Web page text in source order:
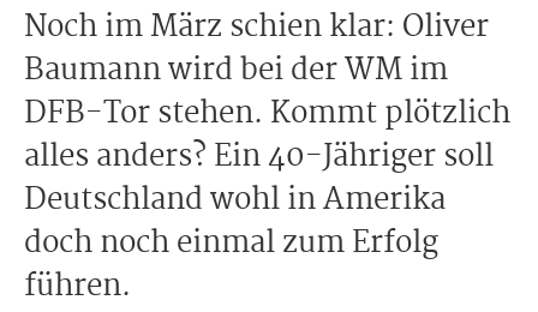
Noch im März schien klar: Oliver
Baumann wird bei der WM im
DFB-Tor stehen. Kommt plötzlich
alles anders? Ein 40-Jähriger soll
Deutschland wohl in Amerika
doch noch einmal zum Erfolg
führen.